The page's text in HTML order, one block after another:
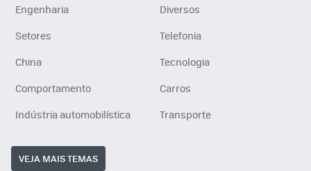
Engenharia
Diversos
Setores
Telefonia
China
Tecnologia
Comportamento
Carros
Indústria automobilística
Transporte
VEJA MAIS TEMAS